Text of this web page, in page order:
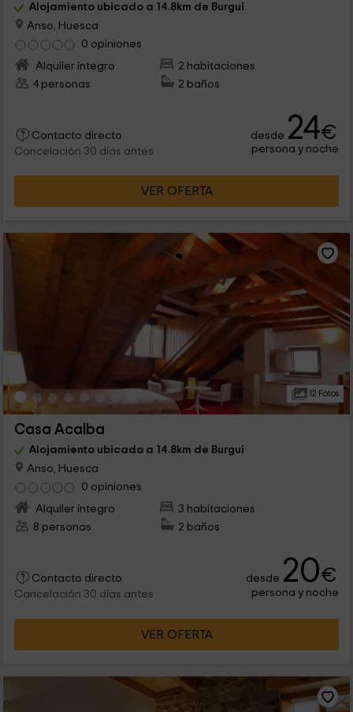
Alojamiento ubicado a 14.8km de Burgui
Anso, Huesca
0 opiniones
Alquiler íntegro
2 habitaciones
4 personas
2 baños
Contacto directo
Cancelación 30 días antes
desde 24€
persona y noche
VER OFERTA
12 Fotos
Casa Acalba
Alojamiento ubicado a 14.8km de Burgui
Anso, Huesca
0 opiniones
Alquiler íntegro
3 habitaciones
8 personas
2 baños
Contacto directo
Cancelación 30 días antes
desde 20€
persona y noche
VER OFERTA